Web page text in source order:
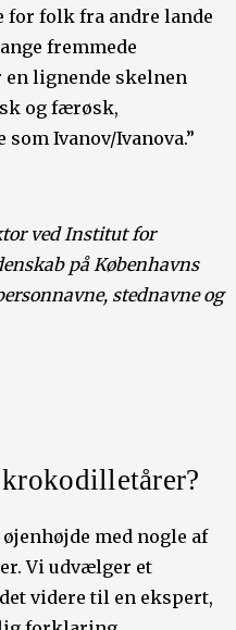
for folk fra andre lande
fremmede
lignende skelnen
og færøsk,
Ivanov/Ivanova.”
ved Institut for
på Københavns
stednavne og
med nogle af
Vi udvælger et
videre til en ekspert,